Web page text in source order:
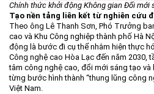
Chính thức khởi động Không gian Đổi mới
Tạo nền tảng liên kết từ nghiên cứu
Theo ông Lê Thanh Sơn, Phó Trưởng
cao và Khu Công nghiệp thành phố Hà
động là bước đi cụ thể nhằm hiện thực
Công nghệ cao Hòa Lạc đến năm 2030,
tâm công nghệ cao, đổi mới sáng tạo
từng bước hình thành “thung lũng công
Việt Nam.